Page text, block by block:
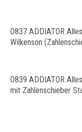
O837 ADDIATOR
Wilkenson
O839 ADDIATOR
mit Zahlenschieber